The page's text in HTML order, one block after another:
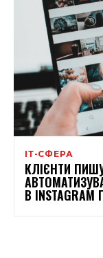
ІТ-СФЕРА
КЛІЄНТИ
В